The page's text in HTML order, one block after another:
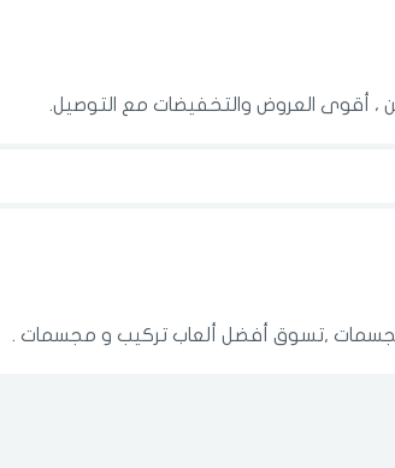
، أقوى العروض والتخفيضات مع التوصيل.
,تسوق أفضل ألعاب تركيب و مجسمات .